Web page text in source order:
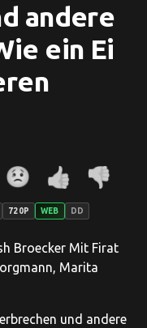
andere
ein Ei
720P WEB DD
Broecker Mit Firat
Marita
und andere